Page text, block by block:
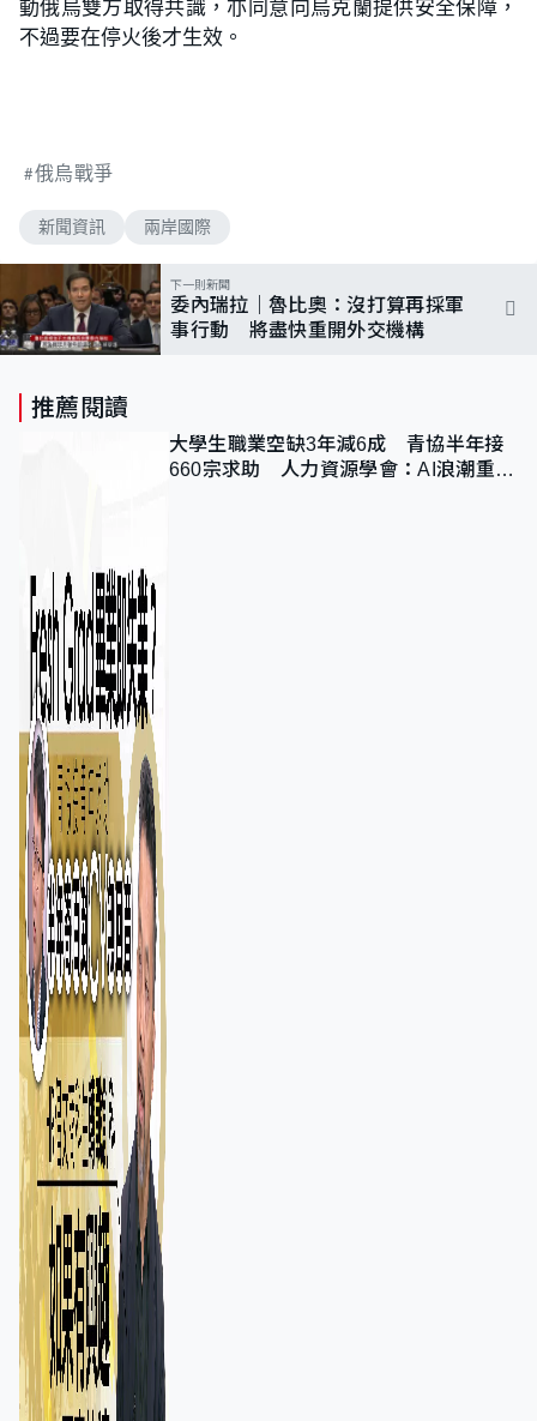
動俄烏雙方取得共識，亦同意向烏克蘭提供安全保障，
不過要在停火後才生效。
俄烏戰爭
新聞資訊 兩岸國際
下一則新聞
委內瑞拉｜魯比奧：沒打算再採軍
事行動 將盡快重開外交機構
推薦閱讀
大學生職業空缺3年減6成 青協半年接
660宗求助 人力資源學會：AI浪潮重整